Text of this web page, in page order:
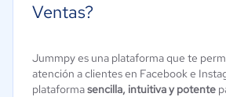
Ventas?
Jummpy es una plataforma que te
atención a clientes en Facebook e
plataformasencilla, intuitiva y potente